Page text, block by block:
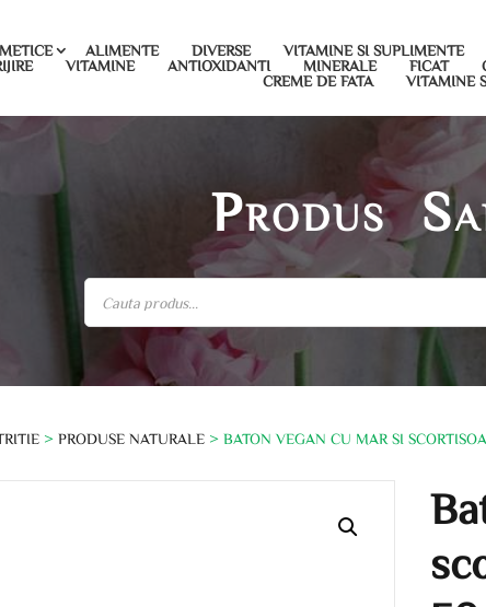
ALIMENTE DIVERSE VITAMINE SI SUPLIMENTE
VITAMINE ANTIOXIDANTI MINERALE FICAT
CREME DE FATA
VITAMINE
Produs
>PRODUSE NATURALE > BATON VEGAN CU MAR SI